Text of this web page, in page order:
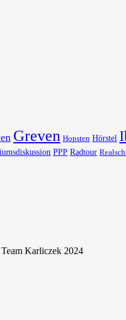
Greven Hopsten Hörstel
PPP Radtour
Karliczek 2024